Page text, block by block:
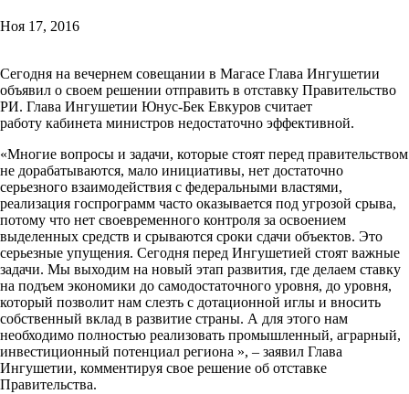
Ноя 17, 2016
Сегодня на вечернем совещании в Магасе Глава Ингушетии
объявил о своем решении отправить в отставку Правительство
РИ. Глава Ингушетии Юнус-Бек Евкуров считает
работу кабинета министров недостаточно эффективной.
«Многие вопросы и задачи, которые стоят перед правительством
не дорабатываются, мало инициативы, нет достаточно
серьезного взаимодействия с федеральными властями,
реализация госпрограмм часто оказывается под угрозой срыва,
потому что нет своевременного контроля за освоением
выделенных средств и срываются сроки сдачи объектов. Это
серьезные упущения. Сегодня перед Ингушетией стоят важные
задачи. Мы выходим на новый этап развития, где делаем ставку
на подъем экономики до самодостаточного уровня, до уровня,
который позволит нам слезть с дотационной иглы и вносить
собственный вклад в развитие страны. А для этого нам
необходимо полностью реализовать промышленный, аграрный,
инвестиционный потенциал региона », – заявил Глава
Ингушетии, комментируя свое решение об отставке
Правительства.